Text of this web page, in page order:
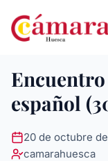
español
20 de octubre
camarahuesca